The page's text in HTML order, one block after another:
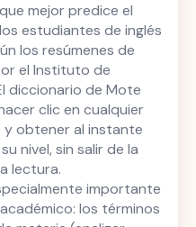
mejor predice el
estudiantes de inglés
los resúmenes de
el Instituto de
diccionario de Mote
clic en cualquier
obtener al instante
nivel, sin salir de la
lectura.
importante
los términos